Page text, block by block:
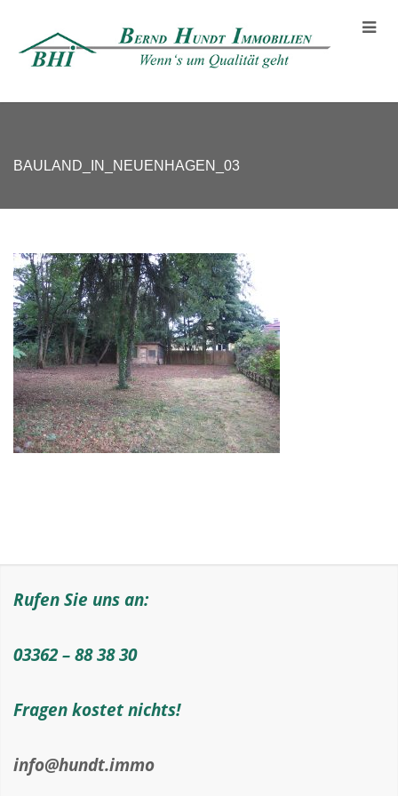
BAULAND_IN_NEUENHAGEN_03
Rufen Sie uns an:
03362 – 88 38 30
Fragen kostet nichts!
info@hundt.immo